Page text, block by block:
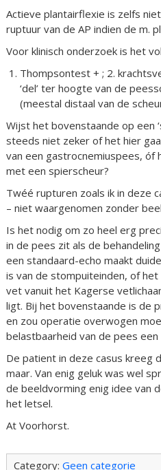
Actieve plantairflexie is zelfs
ruptuur van de AP indien de m.
Voor klinisch onderzoek is het
Thompsontest + ; 2.
‘del’ ter hoogte van de
(meestal distaal van de
Wijst het bovenstaande op een
steeds niet zeker of het hier
van een gastrocnemiuspees, óf
met een spierscheur?
Twéé rupturen zoals ik in deze
– niet waargenomen zonder
Is het nodig om zo heel erg
in de pees zit als de
een standaard-echo maakt
is van de stompuiteinden, of
vet vanuit het Kagerse
ligt. Bij het bovenstaande is de
en zou operatie overwogen
belastbaarheid van de pees een
De patient in deze casus kreeg
maar. Van enig geluk was wel
de beeldvorming enig idee van
het letsel.
At Voorhorst.
Category: Geen categorie